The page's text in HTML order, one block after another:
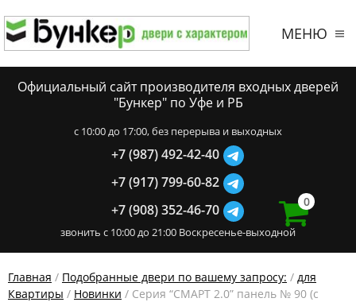
МЕНЮ
Официальный сайт производителя входных дверей
"Бункер" по Уфе и РБ
c 10:00 до 17:00, без перерыва и выходных
+7 (987) 492-42-40
+7 (917) 799-60-82
+7 (908) 352-46-70
звонить с 10:00 до 21:00 Воскресенье-выходной
0
Главная / Подобранные двери по вашему запросу: / для
Квартиры / Новинки / Серия “СМАРТ 2.0” панель № 90 (с